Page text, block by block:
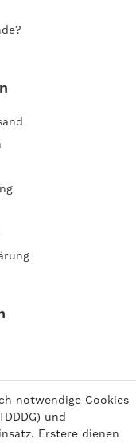
notwendige Cookies
und
Erstere dienen